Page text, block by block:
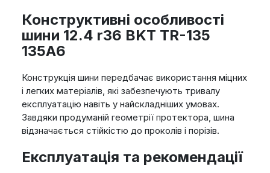
Конструктивні особливості
шини 12.4 r36 BKT TR-135
135A6
Конструкція шини передбачає використання міцних
і легких матеріалів, які забезпечують тривалу
експлуатацію навіть у найскладніших умовах.
Завдяки продуманій геометрії протектора, шина
відзначається стійкістю до проколів і порізів.
Експлуатація та рекомендації